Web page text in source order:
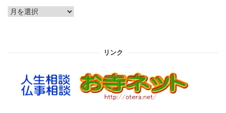
ア
リンク